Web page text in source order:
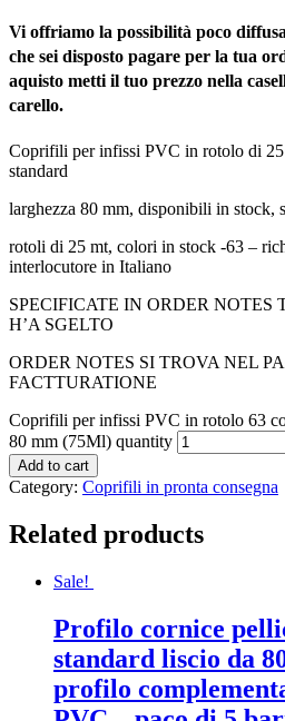
Vi offriamo la possibilità poco
che sei disposto pagare per la tua
aquisto metti il tuo prezzo nella
carello.
Coprifili per infissi PVC in rotolo di
standard
larghezza 80 mm, disponibili in stock,
rotoli di 25 mt, colori in stock -63 –
interlocutore in Italiano
SPECIFICATE IN ORDER NOTES
H’A SGELTO
ORDER NOTES SI TROVA NEL
FACTTURATIONE
Coprifili per infissi PVC in rotolo 63
80 mm (75Ml) quantity
Add to cart
Category: Coprifili in pronta consegna
Related products
Sale!
Profilo cornice
standard liscio da
profilo